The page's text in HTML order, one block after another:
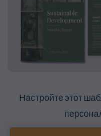
Настройте этот